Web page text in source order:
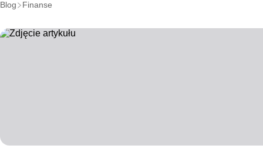
Blog
Finanse